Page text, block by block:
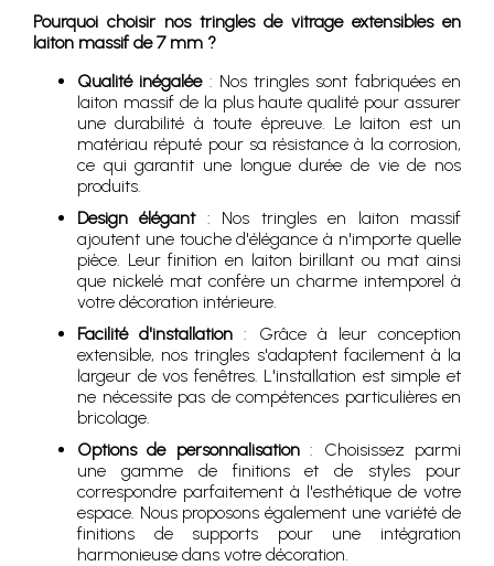
Pourquoi choisir nos tringles de vitrage extensibles en
laiton massif de 7 mm ?
Qualité inégalée: Nos tringles sont fabriquées en
laiton massif de la plus haute qualité pour assurer
une durabilité à toute épreuve. Le laiton est un
matériau réputé pour sa résistance à la corrosion,
ce qui garantit une longue durée de vie de nos
produits.
Design élégant: Nos tringles en laiton massif
ajoutent une touche d'élégance à n'importe quelle
pièce. Leur finition en laiton birillant ou mat ainsi
que nickelé mat confère un charme intemporel à
votre décoration intérieure.
Facilité d'installation : Grâce à leur conception
extensible, nos tringles s'adaptent facilement à la
largeur de vos fenêtres. L'installation est simple et
ne nécessite pas de compétences particulières en
bricolage.
Options de personnalisation: Choisissez parmi
une gamme de finitions et de styles pour
correspondre parfaitement à l'esthétique de votre
espace. Nous proposons également une variété de
finitions de supports pour une intégration
harmonieuse dans votre décoration.